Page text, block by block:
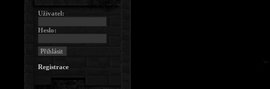
Uživatel:
Heslo:
Registrace